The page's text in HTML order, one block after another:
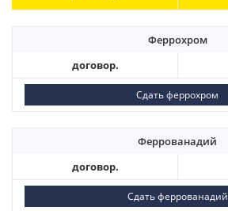
Феррохром
договор.
Сдать феррохром
Феррованадий
договор.
Сдать феррованадий